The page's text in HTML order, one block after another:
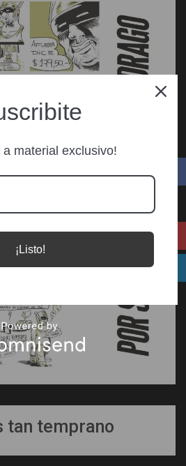
tan temprano
a material exclusivo!
¡Listo!